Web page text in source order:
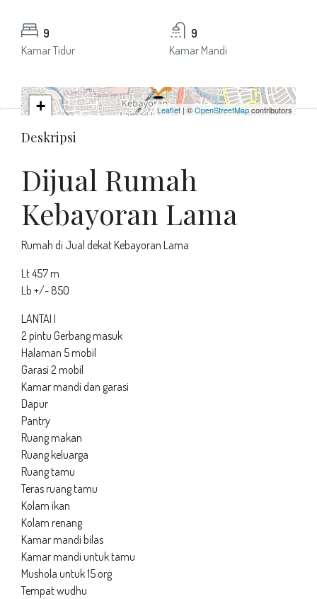
9
Kamar Tidur
9
Kamar Mandi
+
Leaflet| ©OpenStreetMapcontributors
Deskripsi
Dijual Rumah
Kebayoran Lama
Rumah di Jual dekat Kebayoran Lama
Lt 457 m
Lb +/- 850
LANTAI I
2 pintu Gerbang masuk
Halaman 5 mobil
Garasi 2 mobil
Kamar mandi dan garasi
Dapur
Pantry
Ruang makan
Ruang keluarga
Ruang tamu
Teras ruang tamu
Kolam ikan
Kolam renang
Kamar mandi bilas
Kamar mandi untuk tamu
Mushola untuk 15 org
Tempat wudhu